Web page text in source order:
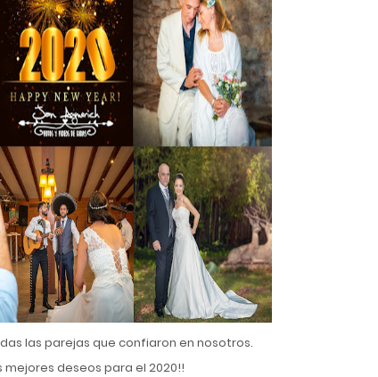
las parejas que confiaron en nosotros.
mejores deseos para el 2020!!